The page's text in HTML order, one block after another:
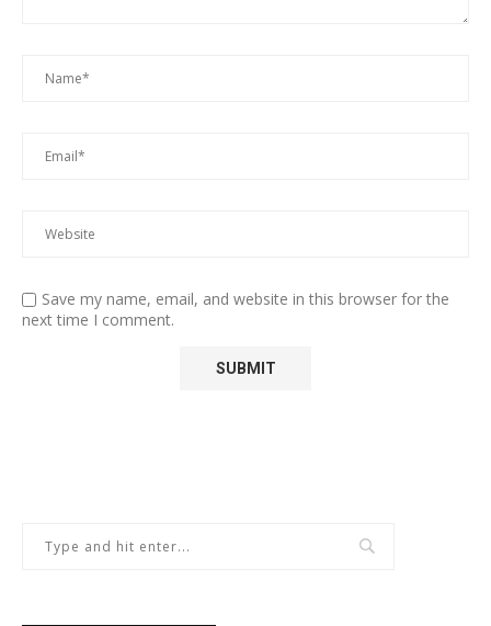
Save my name, email, and website in this browser for the
next time I comment.